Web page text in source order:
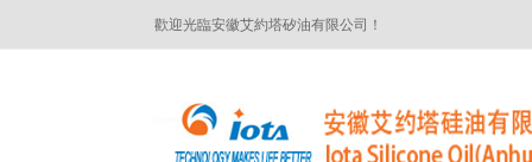
歡迎光臨安徽艾約塔矽油有限公司！